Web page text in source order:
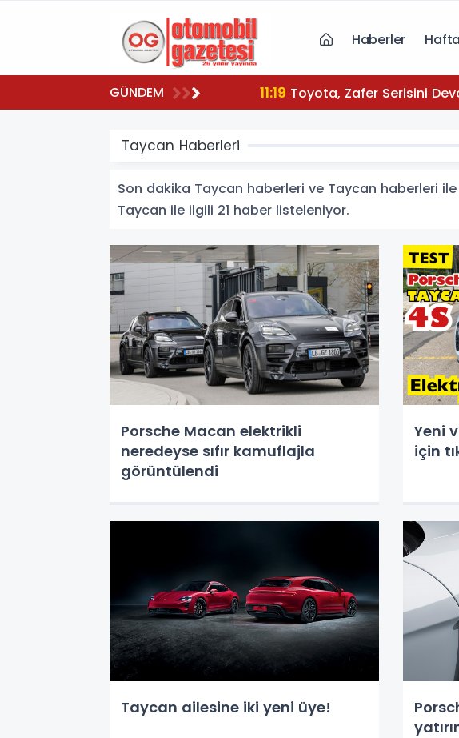
Haberler
GÜNDEM 11:19 Toyota, Zafer Serisini
Taycan Haberleri
Son dakika Taycan haberleri ve Taycan haberleri
Taycan ile ilgili 21 haber listeleniyor.
Porsche Macan elektrikli
neredeyse sıfır kamuflajla
görüntülendi
Yeni
için
Taycan ailesine iki yeni üye!